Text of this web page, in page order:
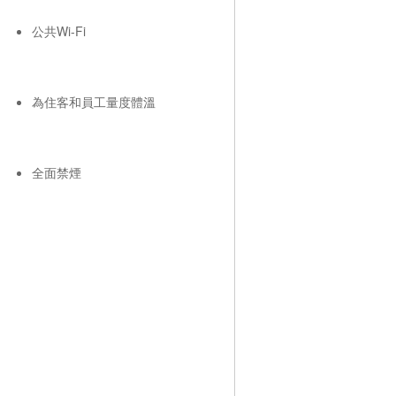
公共Wi-Fi
為住客和員工量度體溫
全面禁煙